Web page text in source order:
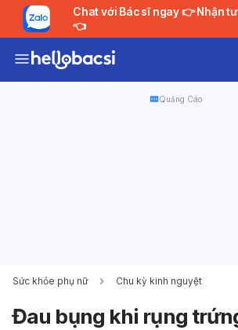
Chat với Bác sĩ ngay 👉 Nhận tư vấn MIỄN PHÍ
👈
Quảng Cáo
Sức khỏe phụ nữ Chu kỳ kinh nguyệt
Đau bụng khi rụng